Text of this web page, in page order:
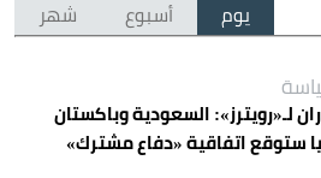
يوم أسبوع شهر
لـ«رويترز»: السعودية وباكستان
ستوقع اتفاقية «دفاع مشترك»